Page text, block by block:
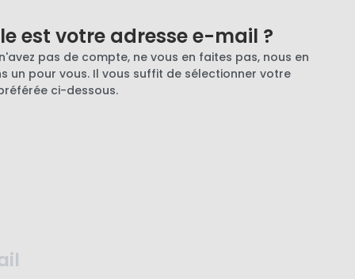
est votre adresse e-mail ?
pas de compte, ne vous en faites pas, nous en
un pour vous. Il vous suffit de sélectionner votre
ci-dessous.